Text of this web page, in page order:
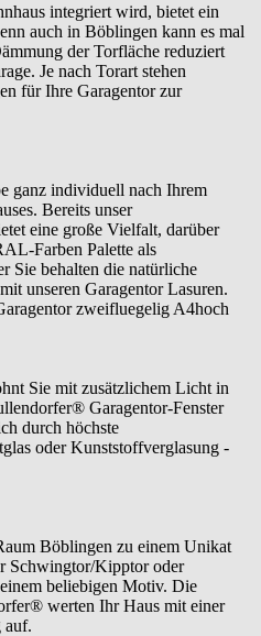
integriert wird, bietet ein
auch in Böblingen kann es mal
der Torfläche reduziert
Je nach Torart stehen
für Ihre Garagentor zur
ganz individuell nach Ihrem
Bereits unser
eine große Vielfalt, darüber
Farben Palette als
Sie behalten die natürliche
unseren Garagentor Lasuren.
Sie mit zusätzlichem Licht in
Garagentor-Fenster
durch höchste
oder Kunststoffverglasung -
Böblingen zu einem Unikat
Schwingtor/Kipptor oder
beliebigen Motiv. Die
werten Ihr Haus mit einer
auf.